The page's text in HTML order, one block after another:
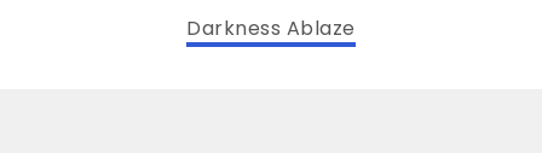
Darkness Ablaze